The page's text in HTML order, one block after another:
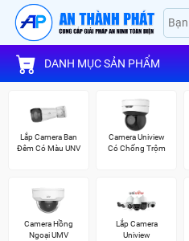
DANH MỤC SẢN PHẨM
Lắp Camera Ban
Đêm Có Màu UNV
Camera Uniview
Có Chống Trộm
Camera Hồng
Ngoại UMV
Lắp Camera
Uniview